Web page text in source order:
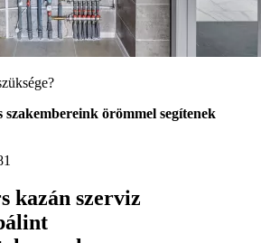
örömmel segítenek
kazán szerviz